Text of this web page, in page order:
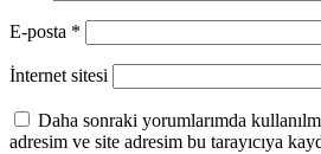
E-posta *
İnternet sitesi
Daha sonraki yorumlarımda
adresim ve site adresim bu tarayıcıya